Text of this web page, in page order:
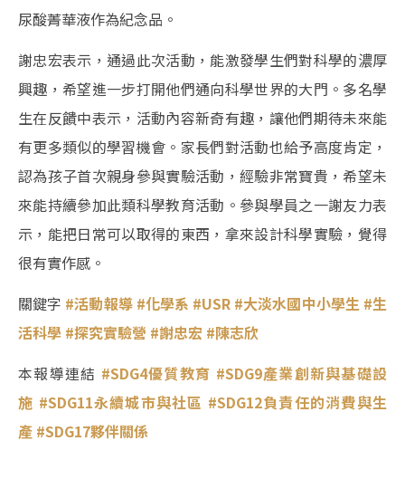
尿酸菁華液作為紀念品。
謝忠宏表示，通過此次活動，能激發學生們對科學的濃厚
興趣，希望進一步打開他們通向科學世界的大門。多名學
生在反饋中表示，活動內容新奇有趣，讓他們期待未來能
有更多類似的學習機會。家長們對活動也給予高度肯定，
認為孩子首次親身參與實驗活動，經驗非常寶貴，希望未
來能持續參加此類科學教育活動。參與學員之一謝友力表
示，能把日常可以取得的東西，拿來設計科學實驗，覺得
很有實作感。
關鍵字 #活動報導 #化學系 #USR #大淡水國中小學生 #生
活科學 #探究實驗營 #謝忠宏 #陳志欣
本報導連結 #SDG4優質教育 #SDG9產業創新與基礎設
施 #SDG11永續城市與社區 #SDG12負責任的消費與生
產 #SDG17夥伴關係